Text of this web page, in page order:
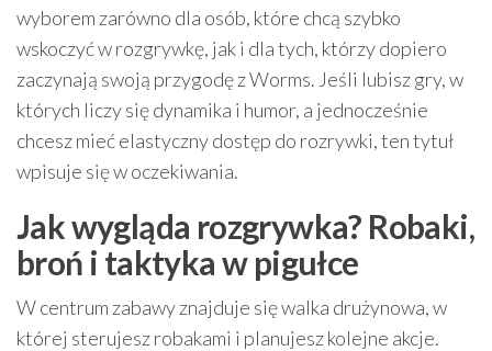
wyborem zarówno dla osób, które chcą szybko
wskoczyć w rozgrywkę, jak i dla tych, którzy dopiero
zaczynają swoją przygodę z Worms. Jeśli lubisz gry, w
których liczy się dynamika i humor, a jednocześnie
chcesz mieć elastyczny dostęp do rozrywki, ten tytuł
wpisuje się w oczekiwania.
Jak wygląda rozgrywka? Robaki,
broń i taktyka w pigułce
W centrum zabawy znajduje się walka drużynowa, w
której sterujesz robakami i planujesz kolejne akcje.